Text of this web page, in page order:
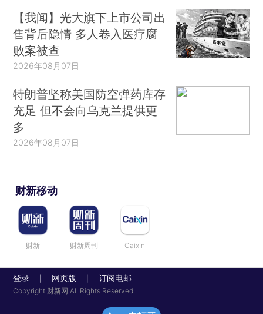
【我闻】光大旗下上市公司出
售背后隐情 多人卷入医疗腐
败案被查
2026年08月07日
特朗普坚称美国防空弹药库存
充足 但不会向乌克兰提供更
多
2026年08月07日
财新移动
财新 财新周刊 Caixin
登录 网页版 订阅电邮
Copyright 财新网 All Rights Reserved